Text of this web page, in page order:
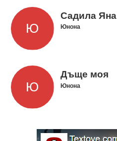
Садила Яна
Юнона
Дъще моя
Юнона